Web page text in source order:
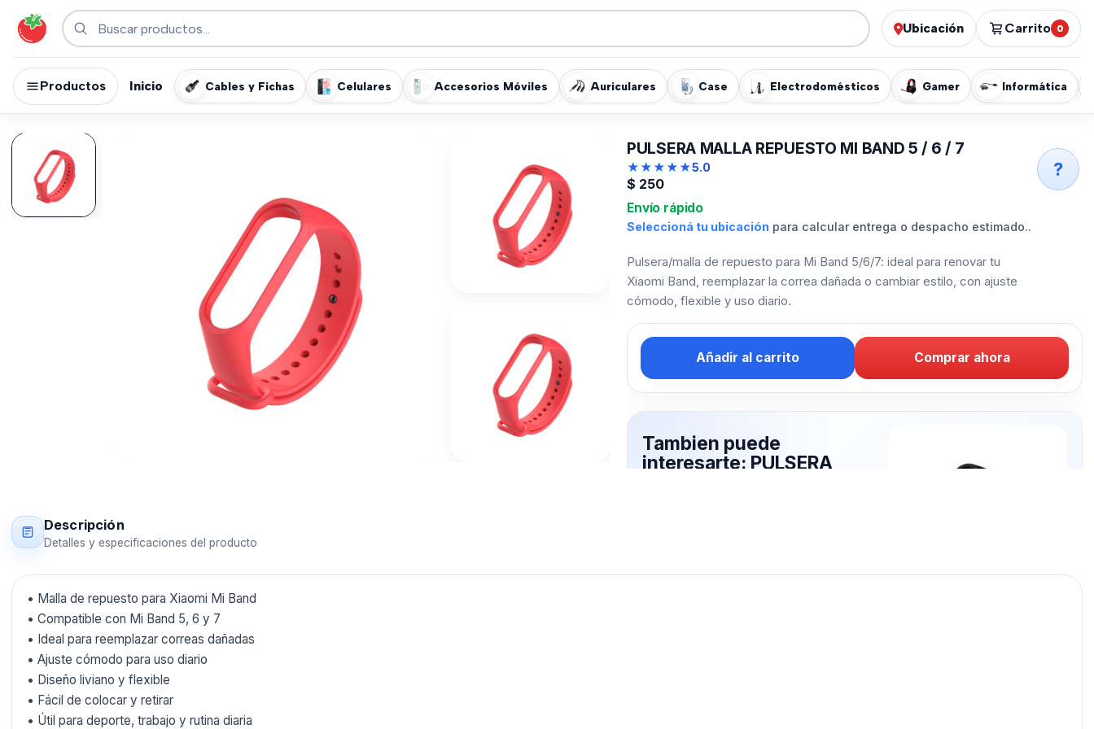
Ubicación Carrito 0
Productos Inicio Cables y Fichas Celulares Accesorios Móviles Auriculares Case Electrodomésticos Gamer Informática
PULSERA MALLA REPUESTO MI BAND 5 / 6 / 7
★★★★★5.0
$ 250
Envío rápido
Seleccioná tu ubicación para calcular entrega o despacho estimado..
Pulsera/malla de repuesto para Mi Band 5/6/7: ideal para renovar tu
Xiaomi Band, reemplazar la correa dañada o cambiar estilo, con ajuste
cómodo, flexible y uso diario.
Añadir al carrito Comprar ahora
Tambien puede
interesarte: PULSERA
Descripción
Detalles y especificaciones del producto
• Malla de repuesto para Xiaomi Mi Band
• Compatible con Mi Band 5, 6 y 7
• Ideal para reemplazar correas dañadas
• Ajuste cómodo para uso diario
• Diseño liviano y flexible
• Fácil de colocar y retirar
• Útil para deporte, trabajo y rutina diaria
?